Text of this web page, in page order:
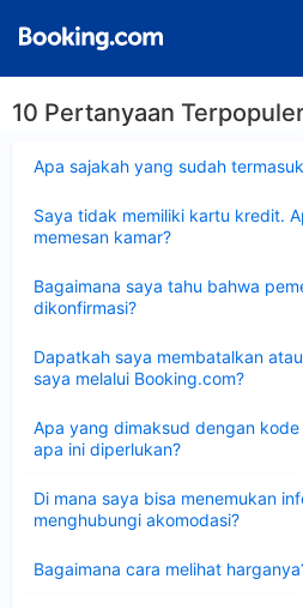
10 Pertanyaan
Apa sajakah yang sudah
Saya tidak memiliki kartu kredit.
memesan kamar?
Bagaimana saya tahu bahwa
dikonfirmasi?
Dapatkah saya membatalkan
saya melalui Booking.com?
Apa yang dimaksud dengan
apa ini diperlukan?
Di mana saya bisa menemukan
menghubungi akomodasi?
Bagaimana cara melihat